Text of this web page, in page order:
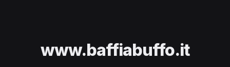
www.baffiabuffo.it